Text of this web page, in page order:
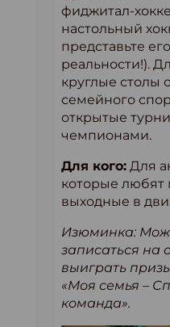
фиджитал-
настольный
представьте
реальности!).
круглые столы
семейного
открытые
чемпионами.
Для кого: Для
которые любят
выходные в
Изюминка:
записаться на
выиграть
«Моя семья –
команда».